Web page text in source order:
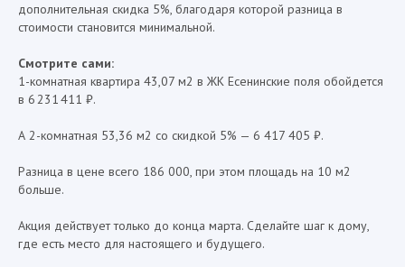
дополнительная скидка 5%, благодаря которой разница в
стоимости становится минимальной.
Смотрите сами:
1-комнатная квартира 43,07 м2 в ЖК Есенинские поля обойдется
в 6 231 411 ₽.
А 2-комнатная 53,36 м2 со скидкой 5% — 6 417 405 ₽.
Разница в цене всего 186 000, при этом площадь на 10 м2
больше.
Акция действует только до конца марта. Сделайте шаг к дому,
где есть место для настоящего и будущего.